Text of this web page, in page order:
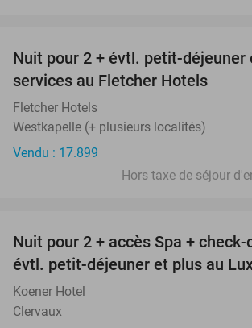
Nuit pour 2 + évtl. petit-déjeuner
services au Fletcher Hotels
Fletcher Hotels
Westkapelle (+ plusieurs localités)
Vendu : 17.899
Hors taxe de séjour
Nuit pour 2 + accès Spa +
évtl. petit-déjeuner et plus au
Koener Hotel
Clervaux